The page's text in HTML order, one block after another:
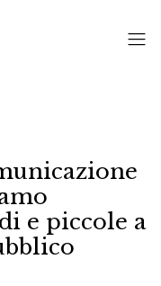
e piccole a